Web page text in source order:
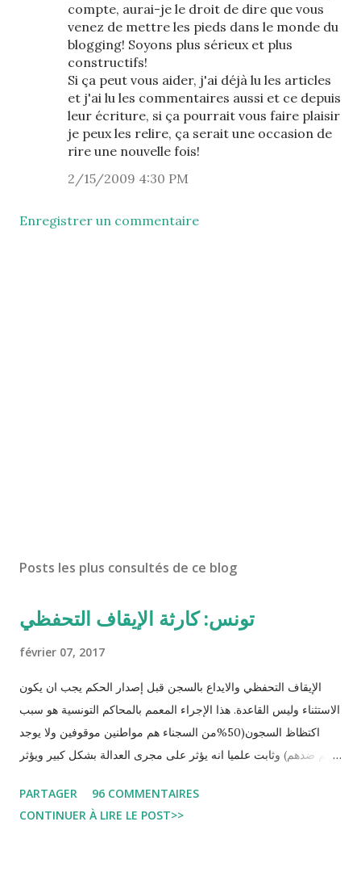
compte, aurai-je le droit de dire que vous
venez de mettre les pieds dans le monde du
blogging! Soyons plus sérieux et plus
constructifs!
Si ça peut vous aider, j'ai déjà lu les articles
et j'ai lu les commentaires aussi et ce depuis
leur écriture, si ça pourrait vous faire plaisir
je peux les relire, ça serait une occasion de
rire une nouvelle fois!
2/15/2009 4:30 PM
Enregistrer un commentaire
Posts les plus consultés de ce blog
تونس: كارثة الإيقاف التحفظي
février 07, 2017
الإيقاف التحفظي والايداع بالسجن قبل إصدار الحكم يجب ان يكون
الاستثناء وليس القاعدة. هذا الإجراء المعمم بالمحاكم التونسية هو سبب
اكتظاظ السجون(50%من السجناء هم مواطنين موقوفين ولا يوجد
حكم ضدهم) وثابت علميا انه يؤثر على مجرى العدالة بشكل كبير ويؤثر
التي قضاها تحفظيا . هذه الممارسات تسبب كوارث اجتماعية واقتصادية
و تجعل المواطن يحقد على المنظومة القضائية و يحس بالظلم و القهر
PARTAGER
96 COMMENTAIRES
CONTINUER À LIRE LE POST>>